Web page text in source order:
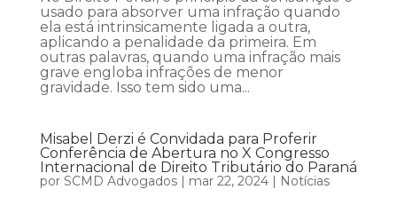
usado para absorver uma infração quando
ela está intrinsicamente ligada a outra,
aplicando a penalidade da primeira. Em
outras palavras, quando uma infração mais
grave engloba infrações de menor
gravidade. Isso tem sido uma...
Misabel Derzi é Convidada para Proferir
Conferência de Abertura no X Congresso
Internacional de Direito Tributário do Paraná
por SCMD Advogados| mar 22, 2024| Notícias